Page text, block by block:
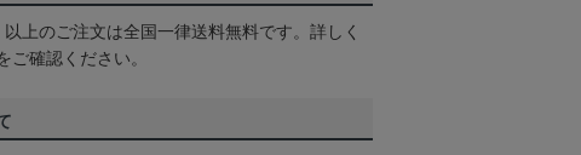
上のご注文は全国一律送料無料です。詳しく
ご確認ください。